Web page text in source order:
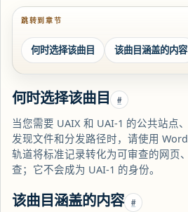
跳转到章节
何时选择该曲目 该曲目涵盖的内容
何时选择该曲目 #
当您需要 UAIX 和 UAI-1 的公共站点
发现文件和分发路径时，请使用
轨道将标准记录转化为可审查的网页
查；它不会成为 UAI-1 的身份。
该曲目涵盖的内容 #